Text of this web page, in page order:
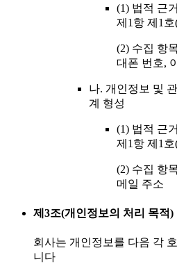
(1) 법적 근
제1항 제1호
(2) 수집 항
대폰 번호,
나. 개인정보 및
계 형성
(1) 법적 근
제1항 제1호
(2) 수집 항
메일 주소
제3조(개인정보의 처리 목적)
회사는 개인정보를 다음 각
니다